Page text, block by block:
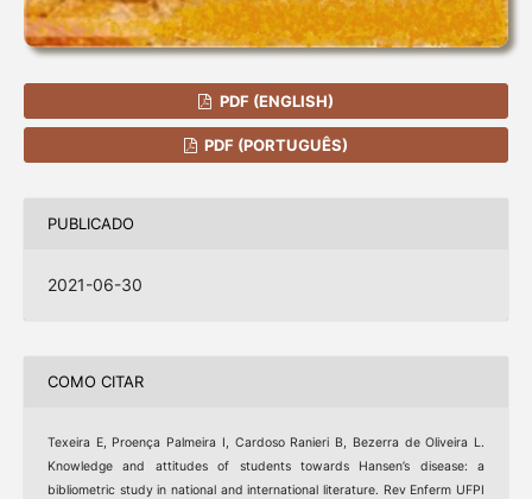
PDF (ENGLISH)
PDF (PORTUGUÊS)
PUBLICADO
2021-06-30
COMO CITAR
Texeira E, Proença Palmeira I, Cardoso Ranieri B, Bezerra de Oliveira L.
Knowledge and attitudes of students towards Hansen’s disease: a
bibliometric study in national and international literature. Rev Enferm UFPI